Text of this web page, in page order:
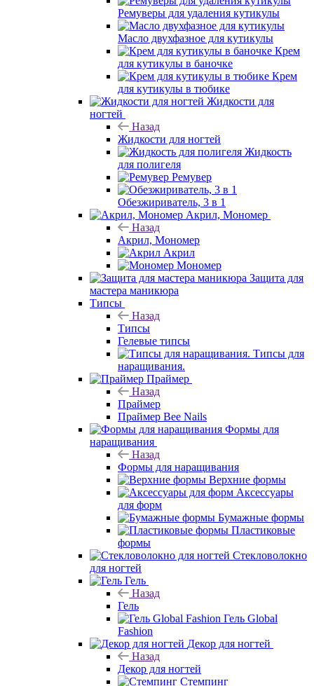
Ремуверы для удаления кутикулы
Масло двухфазное для кутикулы
Крем
для кутикулы в баночке
Крем
для кутикулы в тюбике
Жидкости для
ногтей
Назад
Жидкости для ногтей
Жидкость
для полигеля
Ремувер
Обезжириватель, 3 в 1
Акрил, Мономер
Назад
Акрил, Мономер
Акрил
Мономер
Защита для
мастера маникюра
Типсы
Назад
Типсы
Гелевые типсы
Типсы для
наращивания.
Праймер
Назад
Праймер
Праймер Bee Nails
Формы для
наращивания
Назад
Формы для наращивания
Верхние формы
Аксессуары
для форм
Бумажные формы
Пластиковые
формы
Стекловолокно
для ногтей
Гель
Назад
Гель
Гель Global
Fashion
Декор для ногтей
Назад
Декор для ногтей
Стемпинг